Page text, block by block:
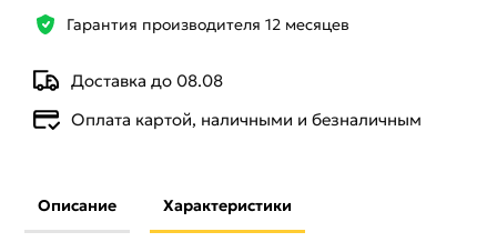
Гарантия производителя 12 месяцев
Доставка до 08.08
Оплата картой, наличными и безналичным
Описание Характеристики